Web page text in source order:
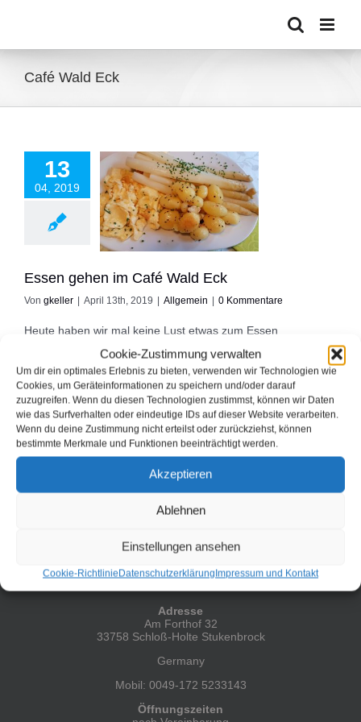
Cookie-Zustimmung verwalten
Um dir ein optimales Erlebnis zu bieten, verwenden wir Technologien wie
Cookies, um Geräteinformationen zu speichern und/oder darauf
zuzugreifen. Wenn du diesen Technologien zustimmst, können wir Daten
wie das Surfverhalten oder eindeutige IDs auf dieser Website verarbeiten.
Wenn du deine Zustimmung nicht erteilst oder zurückziehst, können
bestimmte Merkmale und Funktionen beeinträchtigt werden.
Akzeptieren
Ablehnen
Einstellungen ansehen
Cookie-RichtlinieDatenschutzerklärungImpressum und Kontakt
Café Wald Eck
13
04, 2019
Essen gehen im Café Wald Eck
Von gkeller April 13th, 2019 Allgemein 0 Kommentare
Heute haben wir mal keine Lust etwas zum Essen
nicht mal wieder in das Café Wald Eck? Hausmannskost
steht auf dem Programm Schnell mal im Messenger
nachgefragt ob denn noch ein Platz für drei Personen heute
Abend zur Verfügung steht und prompt kommt [...]
Weiterlesen
HIER FINDEST DU MICH
Adresse
Am Forthof 32
33758 Schloß-Holte Stukenbrock
Germany
Mobil: 0049-172 5233143
Öffnungszeiten